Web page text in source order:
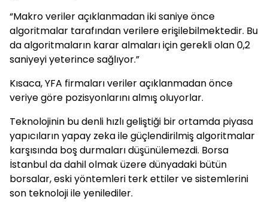
“Makro veriler açıklanmadan iki saniye önce
algoritmalar tarafından verilere erişilebilmektedir. Bu
da algoritmaların karar almaları için gerekli olan 0,2
saniyeyi yeterince sağlıyor.”
Kısaca, YFA firmaları veriler açıklanmadan önce
veriye göre pozisyonlarını almış oluyorlar.
Teknolojinin bu denli hızlı geliştiği bir ortamda piyasa
yapıcıların yapay zeka ile güçlendirilmiş algoritmalar
karşısında boş durmaları düşünülemezdi. Borsa
İstanbul da dahil olmak üzere dünyadaki bütün
borsalar, eski yöntemleri terk ettiler ve sistemlerini
son teknoloji ile yenilediler.